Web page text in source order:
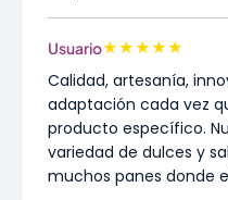
Usuario★★★★★
Calidad, artesanía,
adaptación cada vez
producto específico.
variedad de dulces y
muchos panes donde